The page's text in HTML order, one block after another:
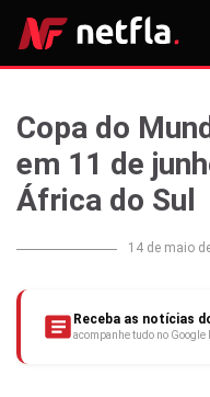
Copa do
em 11 de
África do Sul
14 de maio
Receba as notícias
acompanhe tudo no Google